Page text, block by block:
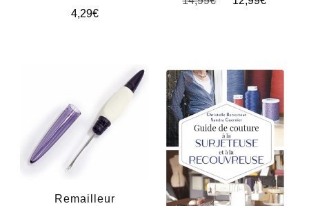
4,29€
Remailleur